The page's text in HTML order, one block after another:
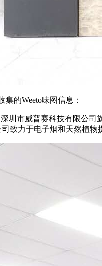
集的Weeto味图信息：
深圳市威普赛科技有限公
致力于电子烟和天然植物